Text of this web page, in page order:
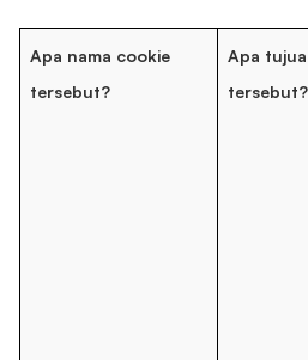
Apa nama cookie
tersebut?
Apa
tersebut?